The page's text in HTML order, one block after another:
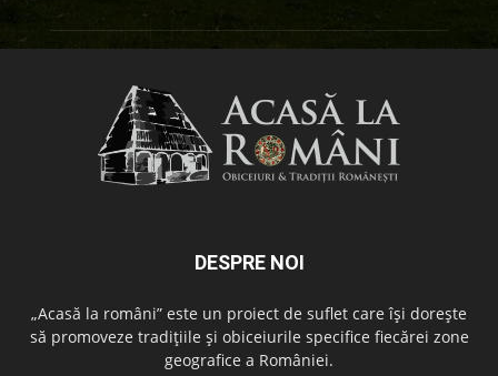
DESPRE NOI
„Acasă la români” este un proiect de suflet care își dorește
să promoveze tradițiile și obiceiurile specifice fiecărei zone
geografice a României.